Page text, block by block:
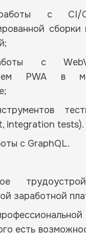
с CI/
с
PWA в
integration tests).
с GraphQL.
заработной
есть